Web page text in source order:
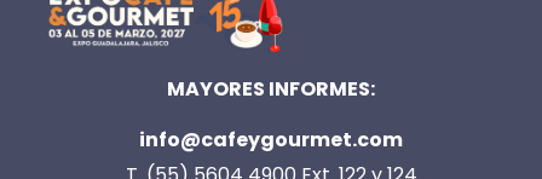
MAYORES INFORMES:
info@cafeygourmet.com